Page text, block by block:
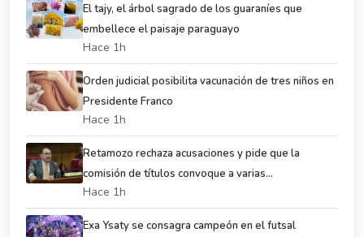
El tajy, el árbol sagrado de los guaraníes que
embellece el paisaje paraguayo
Hace 1h
Orden judicial posibilita vacunación de tres niños en
Presidente Franco
Hace 1h
Retamozo rechaza acusaciones y pide que la
comisión de títulos convoque a varias...
Hace 1h
Exa Ysaty se consagra campeón en el futsal